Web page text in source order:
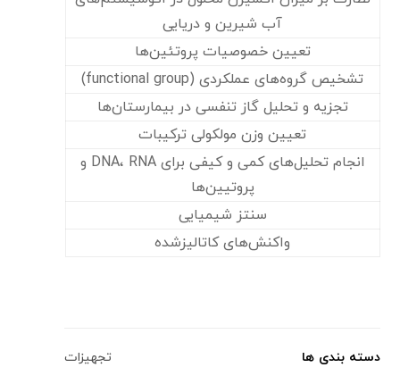
آب شیرین و دریایی
تعیین خصوصیات پروتئین‌ها
تشخیص گروه‌های عملکردی (functional group)
تجزیه و تحلیل گاز تنفسی در بیمارستان‌ها
تعیین وزن مولکولی ترکیبات
انجام تحلیل‌های کمی و کیفی برای DNA، RNA و
پروتیین‌ها
سنتز شیمیایی
واکنش‌های کاتالیزشده
دسته بندی ها تجهیزات